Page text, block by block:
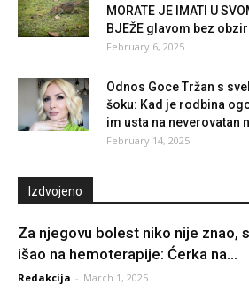
MORATE JE IMATI U
BJEŽE glavom bez
February 6, 2025
Odnos Goce Tržan s
šoku: Kad je rodbina
im usta na neverovatan
February 14, 2025
Izdvojeno
Za njegovu bolest niko nije znao,
išao na hemoterapije: Ćerka na...
Redakcija - March 1, 2025